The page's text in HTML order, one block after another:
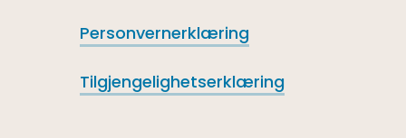
Personvernerklæring
Tilgjengelighetserklæring